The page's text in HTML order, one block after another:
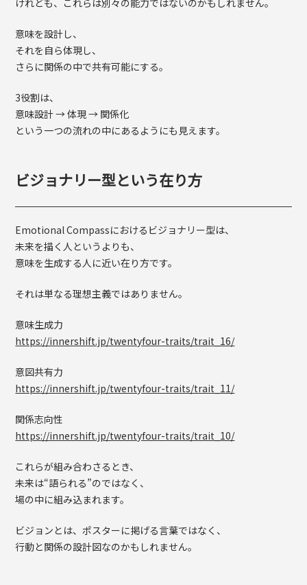
けれども、これらは別々の能力ではないのかもしれません。
意味を設計し、
それを自ら体現し、
さらに関係の中で共有可能にする。
3役割は、
意味設計 → 体現 → 関係化
という一つの流れの中にあるようにも見えます。
ビジョナリー型という在り方
Emotional Compassにおけるビジョナリー型は、
未来を描く人というよりも、
意味を生成する人に近い在り方です。
それは単なる理想主義ではありません。
意味生成力
https://innershift.jp/twentyfour-traits/trait_16/
意図共有力
https://innershift.jp/twentyfour-traits/trait_11/
関係志向性
https://innershift.jp/twentyfour-traits/trait_10/
これらが組み合わさるとき、
未来は“語られる”のではなく、
場の中に組み込まれます。
ビジョンとは、ポスターに掲げる言葉ではなく、
行動と関係の設計図なのかもしれません。